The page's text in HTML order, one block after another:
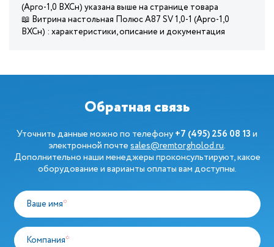
(Арго-1,0 ВХСн) указана выше на странице товара
📖 Витрина настольная Полюс А87 SV 1,0-1 (Арго-1,0
ВХСн) : характеристики, описание и документация
Обратная связь
Уточнить данные можно по телефону+7 (495) 256 08 13и
электронной почтеsales@remtorgholod.ru.
Дополнительно наши менеджеры проконсультируют, какое
оборудование и варианты оплаты вам доступны.
Ваше имя*
Компания*